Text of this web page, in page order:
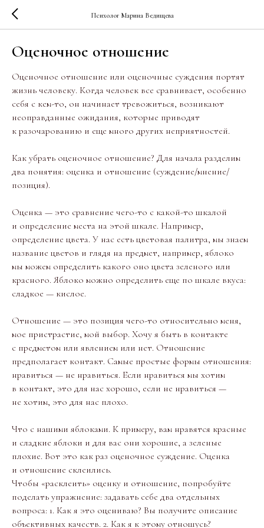
Психолог Марина Ведищева
Оценочное отношение
Оценочное отношение или оценочные суждения портят
жизнь человеку. Когда человек все сравнивает, особенно
себя с кем-то, он начинает тревожиться, возникают
неоправданные ожидания, которые приводят
к разочарованию и еще много других неприятностей.
Как убрать оценочное отношение? Для начала разделим
два понятия: оценка и отношение (суждение/мнение/
позиция).
Оценка — это сравнение чего-то с какой-то шкалой
и определение места на этой шкале. Например,
определение цвета. У нас есть цветовая палитра, мы знаем
название цветов и глядя на предмет, например, яблоко
мы можем определить какого оно цвета зеленого или
красного. Яблоко можно определить еще по шкале вкуса:
сладкое — кислое.
Отношение — это позиция чего-то относительно меня,
мое пристрастие, мой выбор. Хочу я быть в контакте
с предметом или явлением или нет. Отношение
предполагает контакт. Самые простые формы отношения:
нравиться — не нравиться. Если нравиться мы хотим
в контакт, это для нас хорошо, если не нравиться —
не хотим, это для нас плохо.
Что с нашими яблоками. К примеру, вам нравятся красные
и сладкие яблоки и для вас они хорошие, а зеленые
плохие. Вот это как раз оценочное суждение. Оценка
и отношение склеились.
Чтобы «расклеить» оценку и отношение, попробуйте
поделать упражнение: задавать себе два отдельных
вопроса: 1. Как я это оцениваю? Вы получите описание
объективных качеств. 2. Как я к этому отношусь?